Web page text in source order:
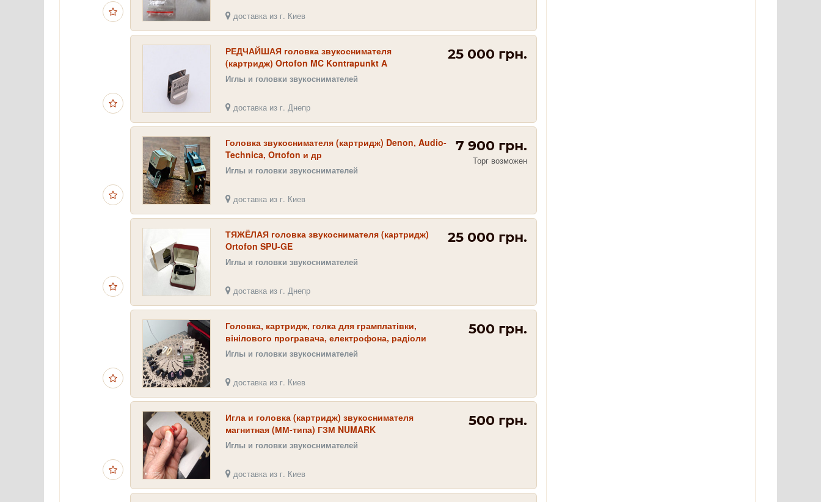
доставка из г. Киев
РЕДЧАЙШАЯ головка звукоснимателя
(картридж) Ortofon MC Kontrapunkt A
Иглы и головки звукоснимателей
доставка из г. Днепр
25 000 грн.
Головка звукоснимателя (картридж) Denon, Audio-
Technica, Ortofon и др
Иглы и головки звукоснимателей
доставка из г. Киев
7 900 грн.
Торг возможен
ТЯЖЁЛАЯ головка звукоснимателя (картридж)
Ortofon SPU-GE
Иглы и головки звукоснимателей
доставка из г. Днепр
25 000 грн.
Головка, картридж, голка для грамплатівки,
вінілового програвача, електрофона, радіоли
Иглы и головки звукоснимателей
доставка из г. Киев
500 грн.
Игла и головка (картридж) звукоснимателя
магнитная (ММ-типа) ГЗМ NUMARK
Иглы и головки звукоснимателей
доставка из г. Киев
500 грн.